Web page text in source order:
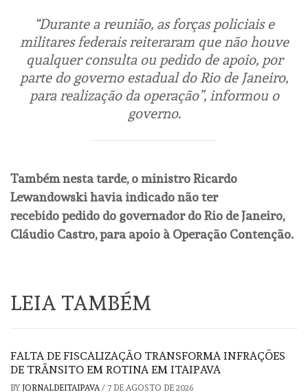
“Durante a reunião, as forças policiais e
militares federais reiteraram que não houve
qualquer consulta ou pedido de apoio, por
parte do governo estadual do Rio de Janeiro,
para realização da operação”, informou o
governo.
Também nesta tarde, o ministro Ricardo
Lewandowski havia indicado não ter
recebido pedido do governador do Rio de Janeiro,
Cláudio Castro, para apoio à Operação Contenção.
LEIA TAMBÉM
FALTA DE FISCALIZAÇÃO TRANSFORMA INFRAÇÕES
DE TRÂNSITO EM ROTINA EM ITAIPAVA
BY JORNALDEITAIPAVA / 7 DE AGOSTO DE 2026